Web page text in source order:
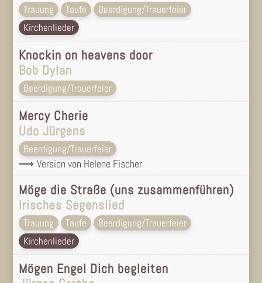
Trauung Taufe
Beerdigung/Trauerfeier
Kirchenlieder
Knockin on heavens door
Bob Dylan
Beerdigung/Trauerfeier
Mercy Cherie
Udo Jürgens
Beerdigung/Trauerfeier
Version von Helene Fischer
Möge die Straße (uns zusammenführen)
Irisches Segenslied
Trauung Taufe
Beerdigung/Trauerfeier
Kirchenlieder
Mögen Engel Dich begleiten